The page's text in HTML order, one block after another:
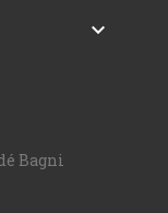

Bagni